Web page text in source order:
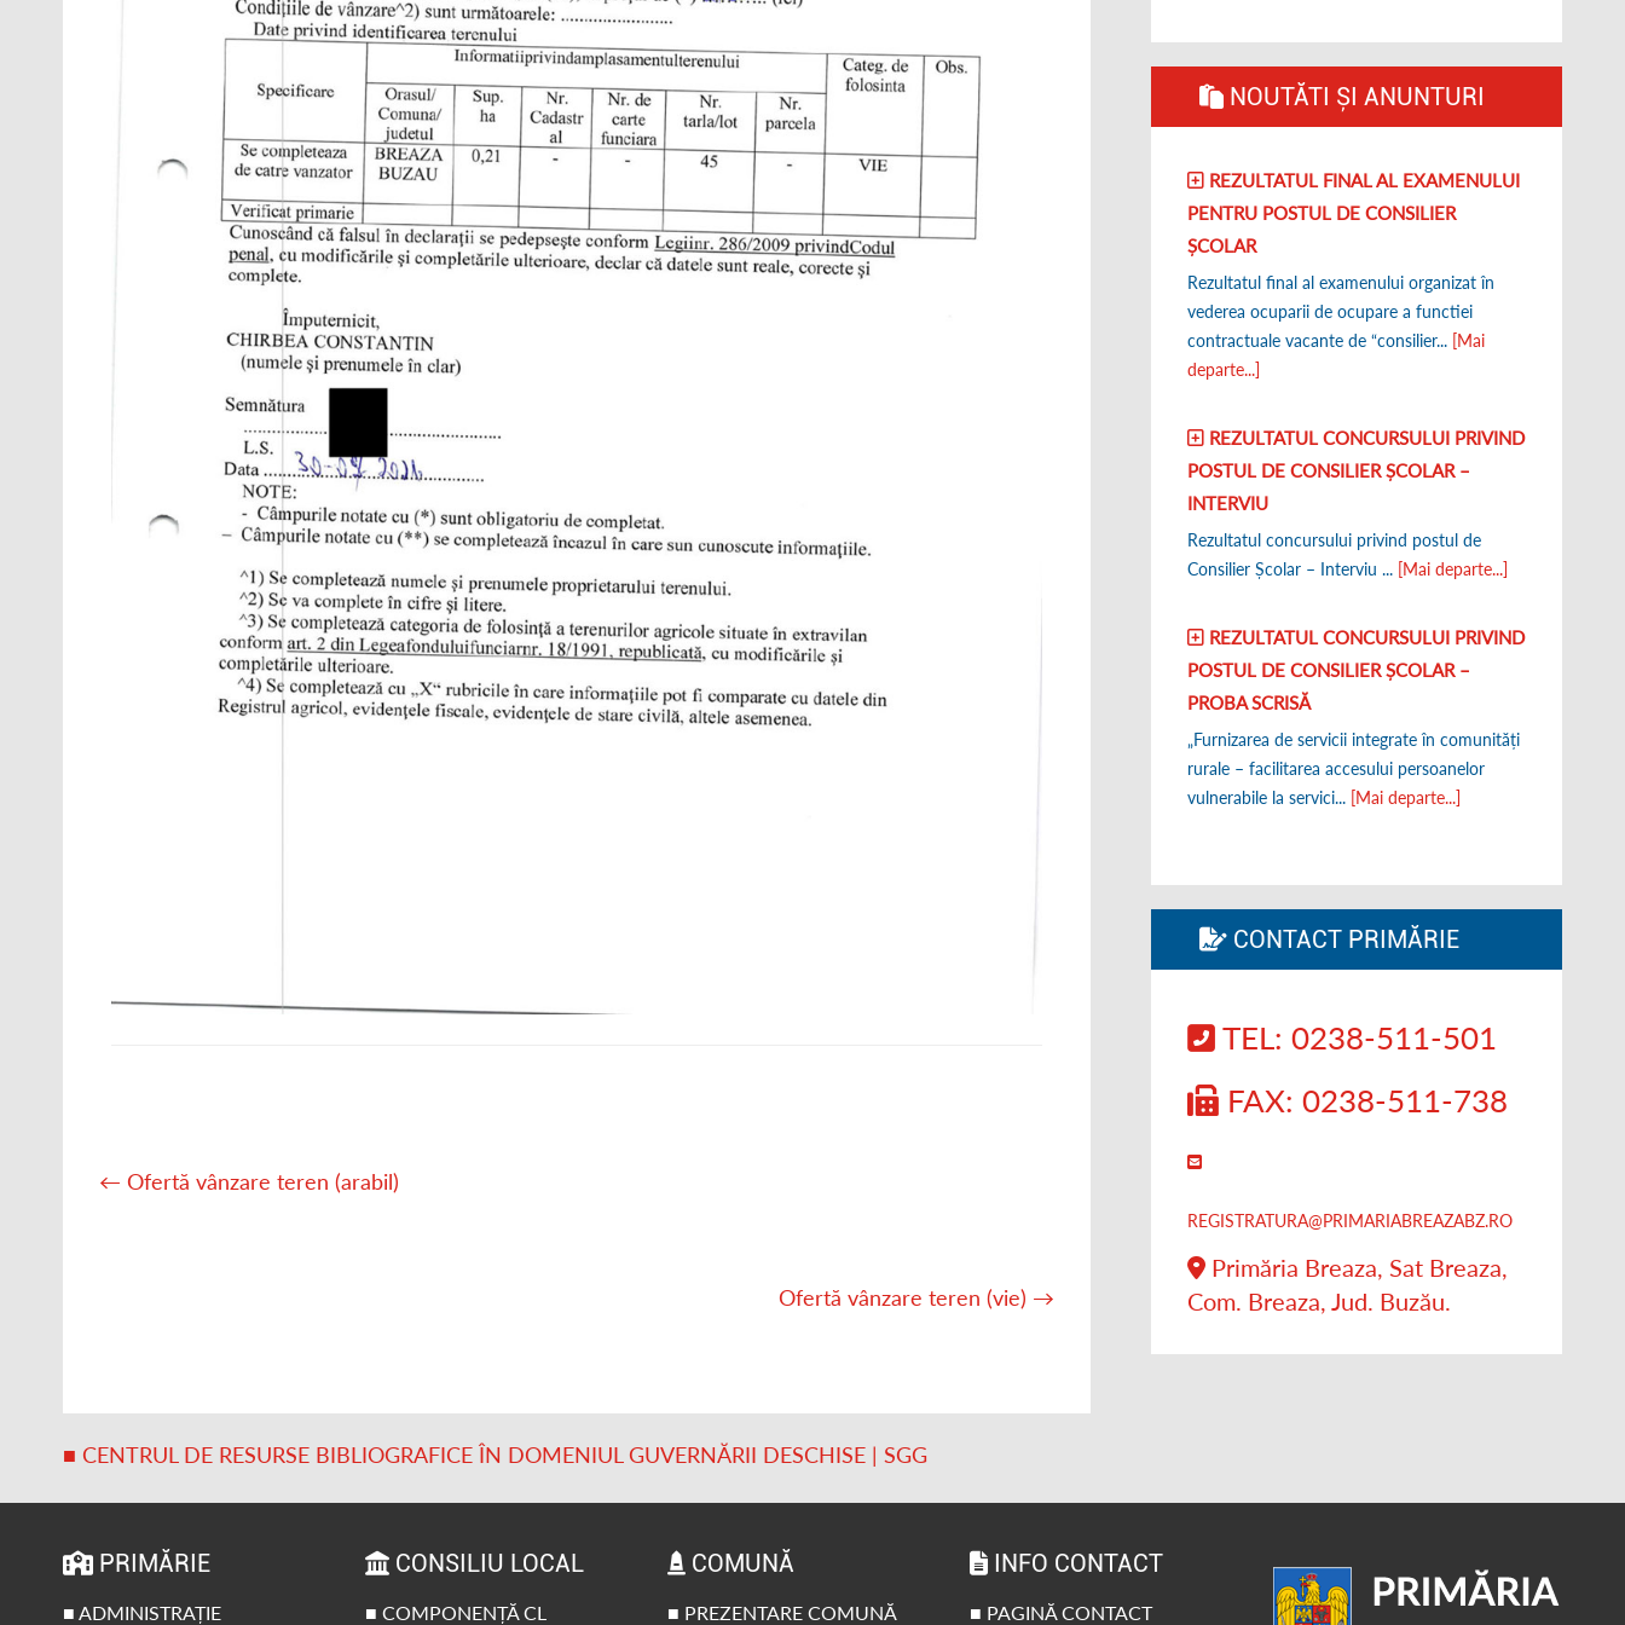
← Ofertă vânzare teren (arabil)
Ofertă vânzare teren (vie) →
NOUTĂTI ȘI ANUNTURI
REZULTATUL FINAL AL EXAMENULUI
PENTRU POSTUL DE CONSILIER
ȘCOLAR
Rezultatul final al examenului organizat în
vederea ocuparii de ocupare a functiei
contractuale vacante de “consilier... [Mai
departe...]
REZULTATUL CONCURSULUI PRIVIND
POSTUL DE CONSILIER ȘCOLAR –
INTERVIU
Rezultatul concursului privind postul de
Consilier Școlar – Interviu ... [Mai departe...]
REZULTATUL CONCURSULUI PRIVIND
POSTUL DE CONSILIER ȘCOLAR –
PROBA SCRISĂ
„Furnizarea de servicii integrate în comunități
rurale – facilitarea accesului persoanelor
vulnerabile la servici... [Mai departe...]
CONTACT PRIMĂRIE
TEL: 0238-511-501
FAX: 0238-511-738
REGISTRATURA@PRIMARIABREAZABZ.RO
Primăria Breaza, Sat Breaza,
Com. Breaza, Jud. Buzău.
■ CENTRUL DE RESURSE BIBLIOGRAFICE ÎN DOMENIUL GUVERNĂRII DESCHISE | SGG
PRIMĂRIE
■ ADMINISTRAȚIE
CONSILIU LOCAL
■ COMPONENȚĂ CL
COMUNĂ
■ PREZENTARE COMUNĂ
INFO CONTACT
■ PAGINĂ CONTACT